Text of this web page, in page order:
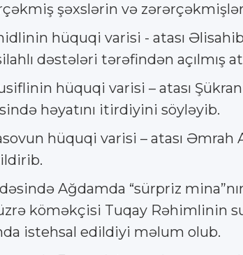
şəxslərin və
hüquqi varisi - atası
dəstələri tərəfindən
hüquqi varisi – atası
həyatını itirdiyini söyləyib.
hüquqi varisi – atası Əmrah
Ağdamda “sürpriz
köməkçisi Tuqay Rəhimlinin
istehsal edildiyi məlum olub.